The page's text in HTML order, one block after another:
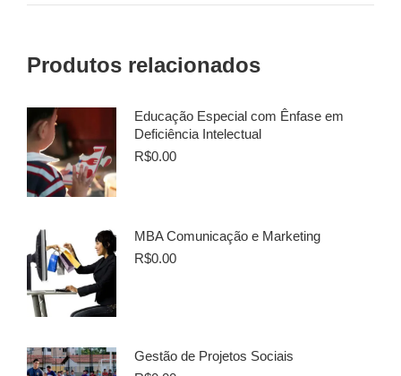
Produtos relacionados
Educação Especial com Ênfase em
Deficiência Intelectual
R$0.00
MBA Comunicação e Marketing
R$0.00
Gestão de Projetos Sociais